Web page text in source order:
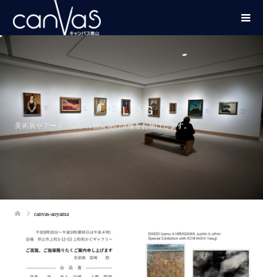
ＢＬＯＧ
美術展やアーティストの個展等の情報をお届けします。
canvas-aoyama